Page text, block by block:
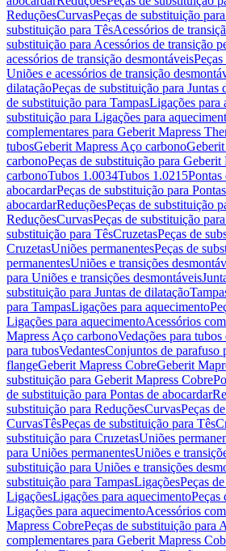
ReduçõesCurvasPeças de substituição
substituição para TêsAcessórios de
substituição para Acessórios de transição
acessórios de transição desmontáveis
Uniões e acessórios de transição
dilataçãoPeças de substituição para Juntas
de substituição para TampasLigações para
substituição para Ligações para
complementares para Geberit Mapress
tubosGeberit Mapress Aço carbono
carbonoPeças de substituição para
carbonoTubos 1.0034Tubos 1.0215Pontas
abocardarPeças de substituição para
abocardarReduçõesPeças de substituição
ReduçõesCurvasPeças de substituição
substituição para TêsCruzetasPeças de
CruzetasUniões permanentesPeças de
permanentesUniões e transições
para Uniões e transições desmontáveis
substituição para Juntas de dilatação
para TampasLigações para aquecimento
Ligações para aquecimentoAcessórios
Mapress Aço carbonoVedações para tubos
para tubosVedantesConjuntos de parafuso
flangeGeberit Mapress CobreGeberit
substituição para Geberit Mapress Cobre
de substituição para Pontas de abocardar
substituição para ReduçõesCurvasPeças
CurvasTêsPeças de substituição para Tês
substituição para CruzetasUniões
para Uniões permanentesUniões e
substituição para Uniões e transições
substituição para TampasLigaçõesPeças
LigaçõesLigações para aquecimentoPeças
Ligações para aquecimentoAcessórios
Mapress CobrePeças de substituição para
complementares para Geberit Mapress